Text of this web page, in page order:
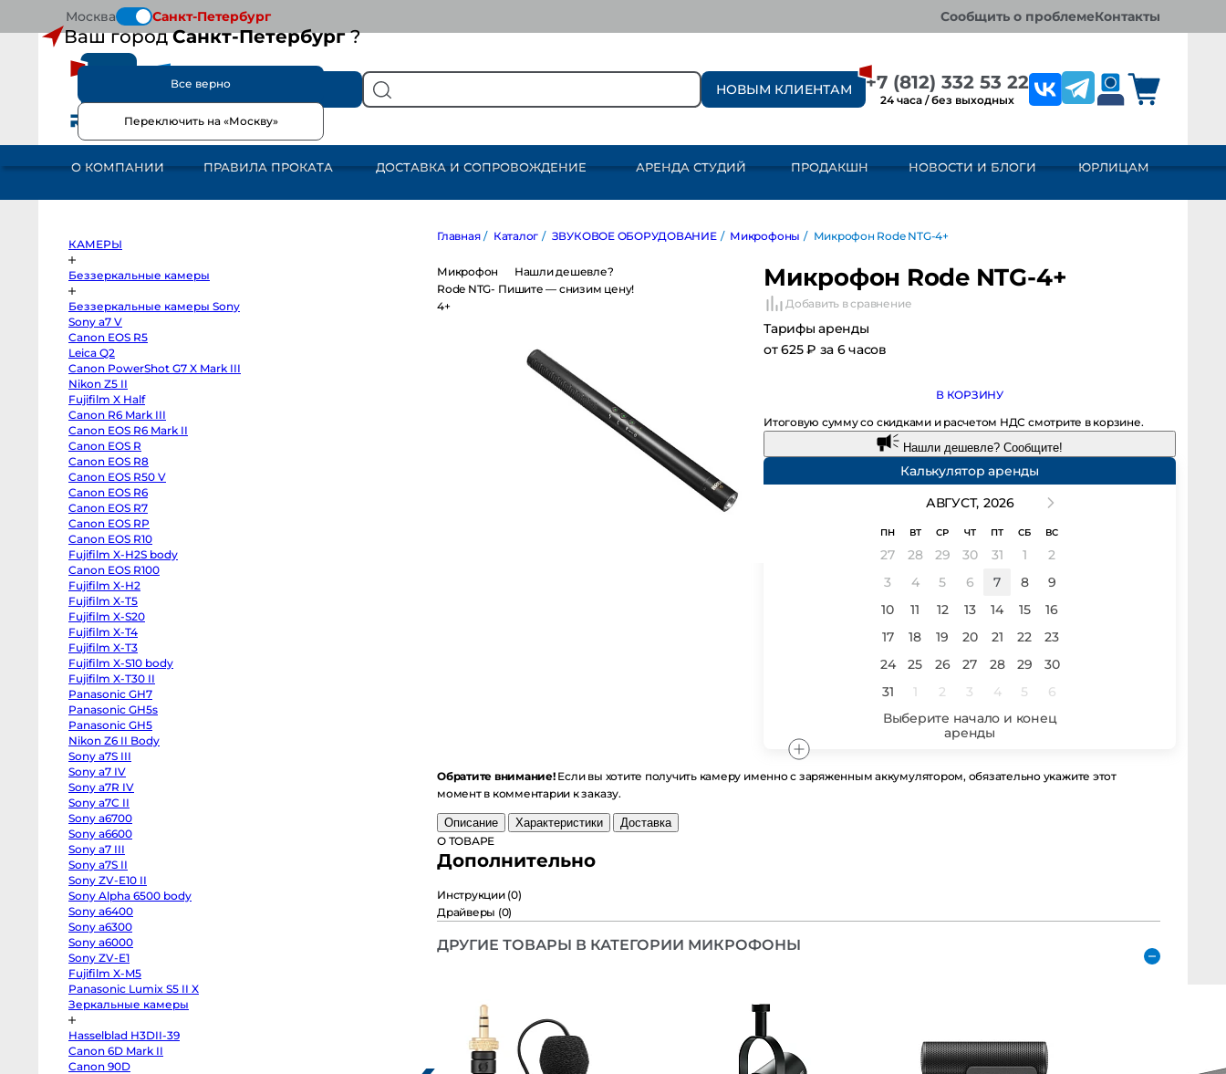
Москва Санкт-Петербург
Ваш городСанкт-Петербург?
Все верно
Переключить на «Москву»
сообщить о проблеме контакты
КАМЕРЫ
Беззеркальные
Беззеркальные
Sony
Leica
Q2
PowerShot
Nikon
Z5
НОВЫМ КЛИЕНТАМ +7 (812) 332 53 22
24 часа / без выходных
О КОМПАНИИ ПРАВИЛА ПРОКАТА ДОСТАВКА И СОПРОВОЖДЕНИЕ АРЕНДА СТУДИЙ ПРОДАКШН НОВОСТИ И БЛОГИ ЮРЛИЦАМ
КАМЕРЫ
Беззеркальные камеры
Беззеркальные камеры Sony
Sony a7 V
Canon EOS R5
Leica Q2
Canon PowerShot G7 X Mark III
Nikon Z5 II
Fujifilm X Half
Canon R6 Mark III
Canon EOS R6 Mark II
Canon EOS R
Canon EOS R8
Canon EOS R50 V
Canon EOS R6
Canon EOS R7
Canon EOS RP
Canon EOS R10
Fujifilm X-H2S body
Canon EOS R100
Fujifilm X-H2
Fujifilm X-T5
Fujifilm X-S20
Fujifilm X-T4
Fujifilm X-T3
Fujifilm X-S10 body
Fujifilm X-T30 II
Panasonic GH7
Panasonic GH5s
Panasonic GH5
Nikon Z6 II Body
Sony a7S III
Sony a7 IV
Sony a7R IV
Sony a7C II
Sony a6700
Sony a6600
Sony a7 III
Sony a7S II
Sony ZV-E10 II
Sony Alpha 6500 body
Sony a6400
Sony a6300
Sony a6000
Sony ZV-E1
Fujifilm X-M5
Panasonic Lumix S5 II X
Зеркальные камеры
Hasselblad H3DII-39
Canon 6D Mark II
Canon 90D
Главная / Каталог / ЗВУКОВОЕ ОБОРУДОВАНИЕ / Микрофоны / Микрофон Rode NTG-4+
Микрофон
Rode NTG-
4+
Нашли дешевле?
Пишите — снизим цену!
Микрофон Rode NTG-4+
Добавить в сравнение
Тарифы аренды
от 625 ₽ за 6 часов
В КОРЗИНУ
Итоговую сумму со скидками и расчетом НДС смотрите в корзине.
Нашли дешевле? Сообщите!
Калькулятор аренды
АВГУСТ, 2026
ПН ВТ СР ЧТ ПТ СБ ВС
27 28 29 30 31 1
2
3
4 5 6 7 8
9
10
11 12 13 14 15
16
17
18 19 20 21 22
23
24
25 26 27 28 29
30
31
1 2 3 4 5 6
Обратите внимание!Если вы хотите получить камеру именно с заряженным аккумулятором, обязательно укажите этот
момент в комментарии к заказу.
Описание Характеристики
Доставка
О ТОВАРЕ
Дополнительно
Инструкции (0)
Драйверы (0)
ДРУГИЕ ТОВАРЫ В КАТЕГОРИИ МИКРОФОНЫ